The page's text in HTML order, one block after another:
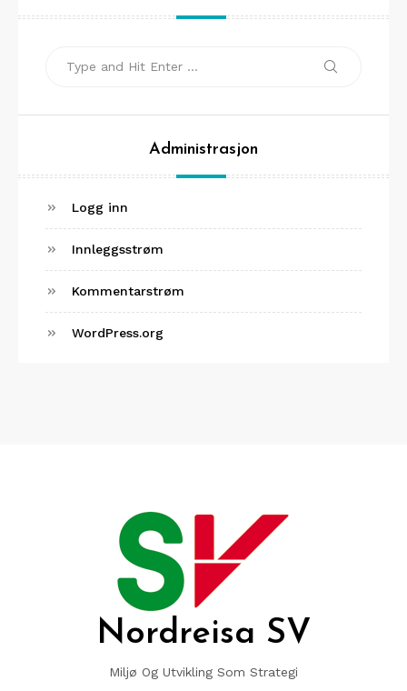
Search
Administrasjon
Logg inn
Innleggsstrøm
Kommentarstrøm
WordPress.org
Nordreisa SV
Miljø Og Utvikling Som Strategi